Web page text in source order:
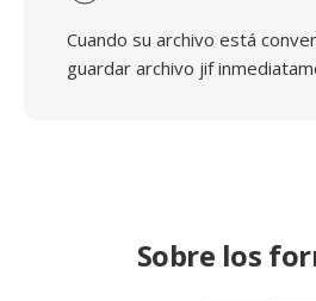
Cuando su archivo está
guardar archivo jif
Sobre los